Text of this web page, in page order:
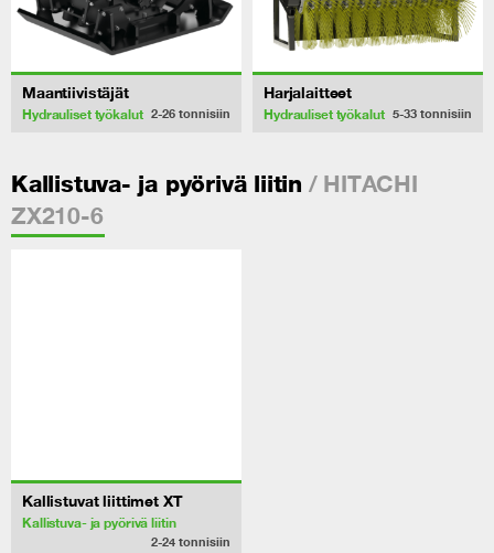
Maantiivistäjät
Hydrauliset työkalut 2-26 tonnisiin
Harjalaitteet
Hydrauliset työkalut 5-33 tonnisiin
Kallistuva- ja pyörivä liitin / HITACHI
ZX210-6
Kallistuvat liittimet XT
Kallistuva- ja pyörivä liitin
2-24 tonnisiin